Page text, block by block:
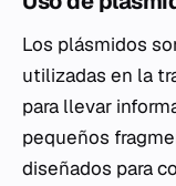
Los plásmidos
utilizadas en la
para llevar
pequeños
diseñados para